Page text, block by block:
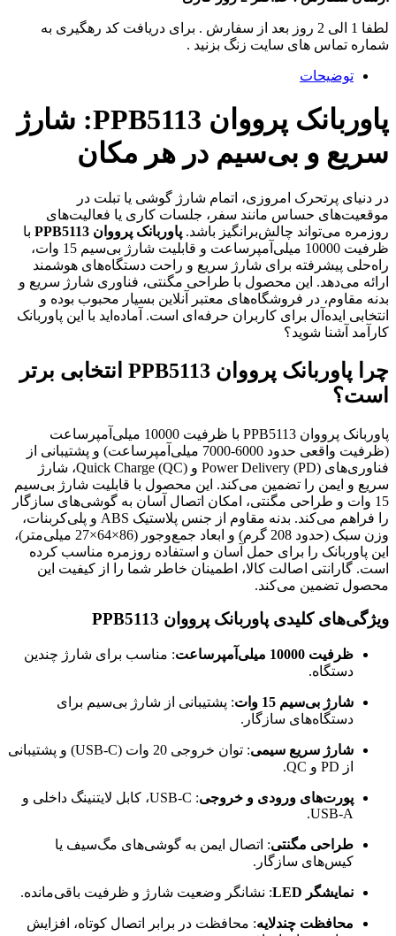
لطفا 1 الی 2 روز بعد از سفارش . برای دریافت کد رهگیری به
شماره تماس های سایت زنگ بزنید .
توضیحات
پاوربانک پرووان PPB5113: شارژ
سریع و بی‌سیم در هر مکان
در دنیای پرتحرک امروزی، اتمام شارژ گوشی یا تبلت در
موقعیت‌های حساس مانند سفر، جلسات کاری یا فعالیت‌های
روزمره می‌تواند چالش‌برانگیز باشد. پاوربانک پرووان PPB5113
با
ظرفیت 10000 میلی‌آمپرساعت و قابلیت شارژ بی‌سیم 15 وات،
راه‌حلی پیشرفته برای شارژ سریع و راحت دستگاه‌های هوشمند
ارائه می‌دهد. این محصول با طراحی مگنتی، فناوری شارژ سریع و
بدنه مقاوم، در فروشگاه‌های معتبر آنلاین بسیار محبوب بوده و
انتخابی ایده‌آل برای کاربران حرفه‌ای است. آماده‌اید با این پاوربانک
کارآمد آشنا شوید؟
چرا پاوربانک پرووان PPB5113 انتخابی برتر
است؟
پاوربانک پرووان PPB5113 با ظرفیت 10000 میلی‌آمپرساعت
(ظرفیت واقعی حدود 6000-7000 میلی‌آمپرساعت) و پشتیبانی از
فناوری‌های Power Delivery (PD) و Quick Charge (QC)، شارژ
سریع و ایمن را تضمین می‌کند. این محصول با قابلیت شارژ بی‌سیم
15 وات و طراحی مگنتی، امکان اتصال آسان به گوشی‌های سازگار
را فراهم می‌کند. بدنه مقاوم از جنس پلاستیک ABS و پلی‌کربنات،
وزن سبک (حدود 208 گرم) و ابعاد جمع‌وجور (86×64×27 میلی‌متر)،
این پاوربانک را برای حمل آسان و استفاده روزمره مناسب کرده
است. گارانتی اصالت کالا، اطمینان خاطر شما را از کیفیت این
محصول تضمین می‌کند.
ویژگی‌های کلیدی پاوربانک پرووان PPB5113
ظرفیت 10000 میلی‌آمپرساعت
: مناسب برای شارژ چندین
دستگاه.
شارژ بی‌سیم 15 وات
: پشتیبانی از شارژ بی‌سیم برای
دستگاه‌های سازگار.
شارژ سریع سیمی
: توان خروجی 20 وات (USB-C) و پشتیبانی
از PD و QC.
پورت‌های ورودی و خروجی
: USB-C، کابل لایتنینگ داخلی و
USB-A.
طراحی مگنتی: اتصال ایمن به گوشی‌های مگ‌سیف یا
کیس‌های سازگار.
نمایشگر LED : نشانگر وضعیت شارژ و ظرفیت باقی‌مانده.
محافظت چندلایه: محافظت در برابر اتصال کوتاه، افزایش